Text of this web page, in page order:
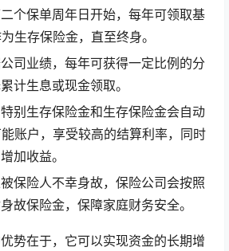
个保单周年日开始，每年可领取基
生存保险金，直至终身。
司业绩，每年可获得一定比例的分
计生息或现金领取。
别生存保险金和生存保险金会自动
账户，享受较高的结算利率，同时
加收益。
保险人不幸身故，保险公司会按照
故保险金，保障家庭财务安全。
势在于，它可以实现资金的长期增